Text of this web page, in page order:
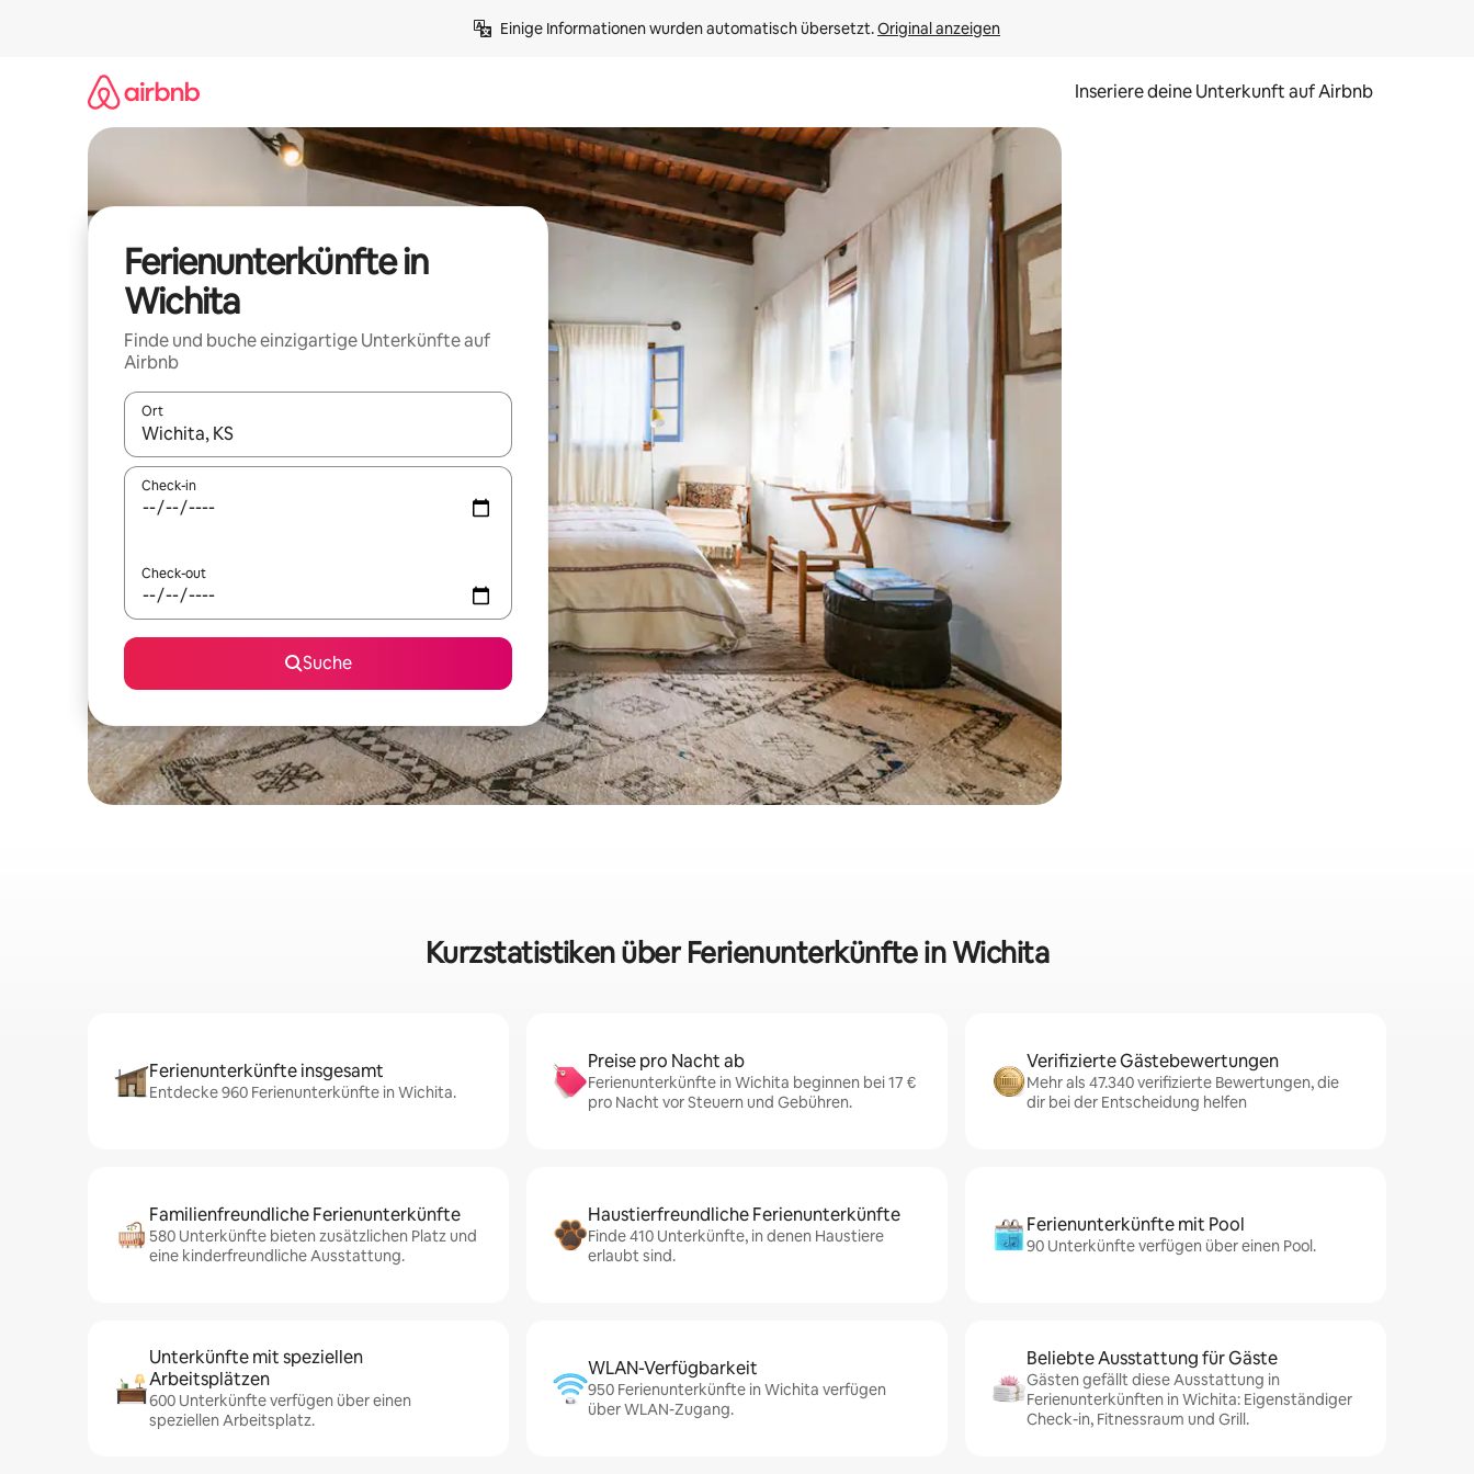
Einige Informationen wurden automatisch übersetzt. Original anzeigen
Inseriere deine Unterkunft auf Airbnb
Ferienunterkünfte in
Wichita
Finde und buche einzigartige Unterkünfte auf
Airbnb
Ort
Wenn Ergebnisse verfügbar sind, navigiere mit den Pfeiltasten nach oben und unten oder erkunde die Ergebnisse durch Berühren oder Wischgesten.
Check-in
Check-out
Suche
Kurzstatistiken über Ferienunterkünfte in Wichita
Ferienunterkünfte insgesamt
Entdecke 960 Ferienunterkünfte in Wichita.
Preise pro Nacht ab
Ferienunterkünfte in Wichita beginnen bei 17 €
pro Nacht vor Steuern und Gebühren.
Verifizierte Gästebewertungen
Mehr als 47.340 verifizierte Bewertungen, die
dir bei der Entscheidung helfen
Familienfreundliche Ferienunterkünfte
580 Unterkünfte bieten zusätzlichen Platz und
eine kinderfreundliche Ausstattung.
Haustierfreundliche Ferienunterkünfte
Finde 410 Unterkünfte, in denen Haustiere
erlaubt sind.
Ferienunterkünfte mit Pool
90 Unterkünfte verfügen über einen Pool.
Unterkünfte mit speziellen
Arbeitsplätzen
600 Unterkünfte verfügen über einen
speziellen Arbeitsplatz.
WLAN-Verfügbarkeit
950 Ferienunterkünfte in Wichita verfügen
über WLAN-Zugang.
Beliebte Ausstattung für Gäste
Gästen gefällt diese Ausstattung in
Ferienunterkünften in Wichita: Eigenständiger
Check-in, Fitnessraum und Grill.